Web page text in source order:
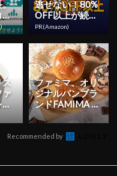
。
コ
逃せない！80%
OFF以上が続々
登場
PR(Amazon)
ス
ァ
し
ファミマ、オリ
ジナルパンブラ
ンドFAMIMA B
AKERYから新た
に「チョコバ
タ...
Recommended by